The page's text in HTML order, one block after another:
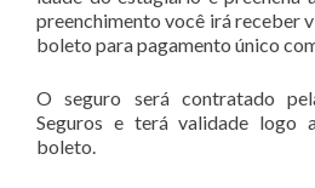
preenchimento você irá receber
boleto para pagamento único
O seguro será contratado
Seguros e terá validade logo
boleto.